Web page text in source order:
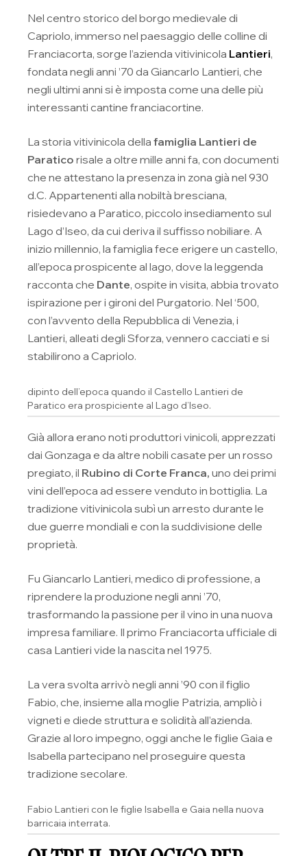
Nel centro storico del borgo medievale di
Capriolo, immerso nel paesaggio delle colline di
Franciacorta, sorge l’azienda vitivinicola Lantieri,
fondata negli anni ’70 da Giancarlo Lantieri, che
negli ultimi anni si è imposta come una delle più
interessanti cantine franciacortine.
La storia vitivinicola della famiglia Lantieri de
Paratico risale a oltre mille anni fa, con documenti
che ne attestano la presenza in zona già nel 930
d.C. Appartenenti alla nobiltà bresciana,
risiedevano a Paratico, piccolo insediamento sul
Lago d’Iseo, da cui deriva il suffisso nobiliare. A
inizio millennio, la famiglia fece erigere un castello,
all’epoca prospicente al lago, dove la leggenda
racconta che Dante, ospite in visita, abbia trovato
ispirazione per i gironi del Purgatorio. Nel ‘500,
con l’avvento della Repubblica di Venezia, i
Lantieri, alleati degli Sforza, vennero cacciati e si
stabilirono a Capriolo.
dipinto dell’epoca quando il Castello Lantieri de
Paratico era prospiciente al Lago d’Iseo.
Già allora erano noti produttori vinicoli, apprezzati
dai Gonzaga e da altre nobili casate per un rosso
pregiato, il Rubino di Corte Franca, uno dei primi
vini dell’epoca ad essere venduto in bottiglia. La
tradizione vitivinicola subì un arresto durante le
due guerre mondiali e con la suddivisione delle
proprietà.
Fu Giancarlo Lantieri, medico di professione, a
riprendere la produzione negli anni ’70,
trasformando la passione per il vino in una nuova
impresa familiare. Il primo Franciacorta ufficiale di
casa Lantieri vide la nascita nel 1975.
La vera svolta arrivò negli anni ’90 con il figlio
Fabio, che, insieme alla moglie Patrizia, ampliò i
vigneti e diede struttura e solidità all’azienda.
Grazie al loro impegno, oggi anche le figlie Gaia e
Isabella partecipano nel proseguire questa
tradizione secolare.
Fabio Lantieri con le figlie Isabella e Gaia nella nuova
barricaia interrata.